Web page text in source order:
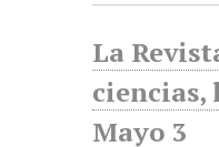
La
ciencias,
Mayo 3